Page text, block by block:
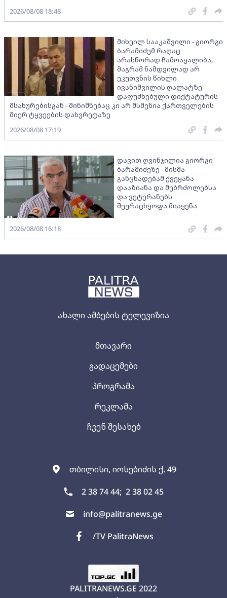
ახალი ამბების ტელევიზია
თბილისი, იოსებიძის ქ. 49
2 38 74 44; 2 38 02 45
info@palitranews.ge
/TV PalitraNews
მთავარი
გადაცემები
პროგრამა
რეკლამა
ჩვენ შესახებ
PALITRANEWS.GE 2022
2026/08/08 18:48
მიხეილ სააკაშვილი - გიორგი
ბარამიძემ რაღაც
არასწორად ჩამოაყალიბა,
მაგრამ ნამდვილად არ
ეკუთვნის წიხლი
ივანიშვილის ღალატზე
დაფუძნებული დიქტატურის
მსახურებისგან - მინიშნებაც კი არ მსმენია ქართველების
მიერ ტყვეების დახვრეტაზე
2026/08/08 17:19
დავით ღვინჯილია გიორგი
ბარამიძეზე - მისმა
განცხადებამ ქვეყანა
დააზიანა და მებრძოლებსა
და ვეტერანებს
შეურაცხყოფა მიაყენა
2026/08/08 16:18